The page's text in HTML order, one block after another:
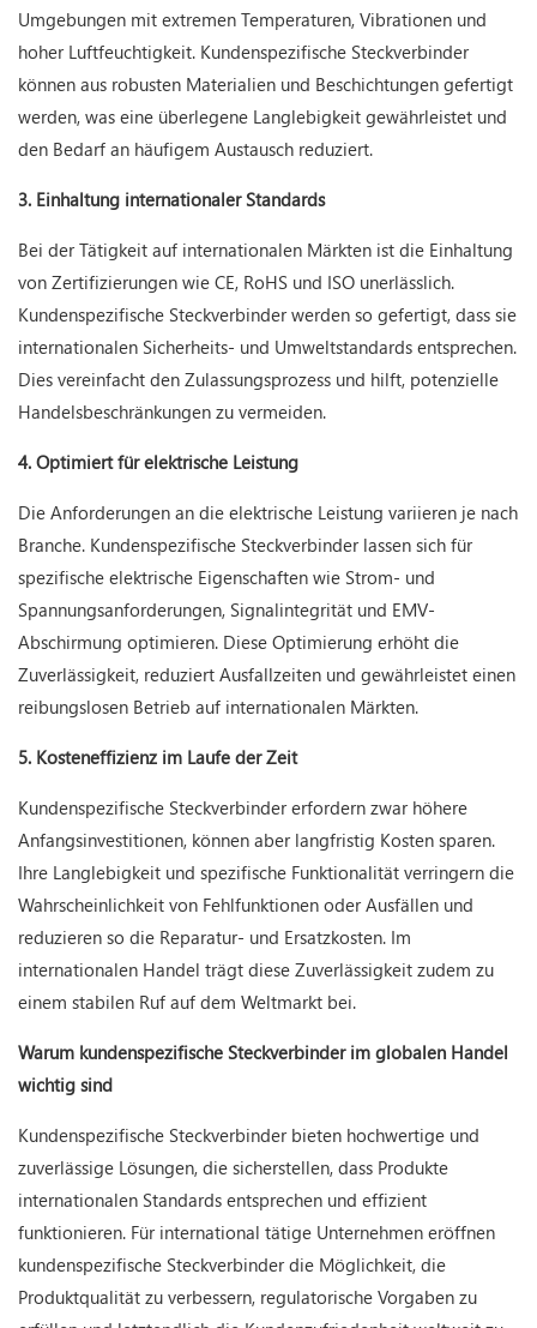
Umgebungen mit extremen Temperaturen, Vibrationen und
hoher Luftfeuchtigkeit. Kundenspezifische Steckverbinder
können aus robusten Materialien und Beschichtungen gefertigt
werden, was eine überlegene Langlebigkeit gewährleistet und
den Bedarf an häufigem Austausch reduziert.
3. Einhaltung internationaler Standards
Bei der Tätigkeit auf internationalen Märkten ist die Einhaltung
von Zertifizierungen wie CE, RoHS und ISO unerlässlich.
Kundenspezifische Steckverbinder werden so gefertigt, dass sie
internationalen Sicherheits- und Umweltstandards entsprechen.
Dies vereinfacht den Zulassungsprozess und hilft, potenzielle
Handelsbeschränkungen zu vermeiden.
4. Optimiert für elektrische Leistung
Die Anforderungen an die elektrische Leistung variieren je nach
Branche. Kundenspezifische Steckverbinder lassen sich für
spezifische elektrische Eigenschaften wie Strom- und
Spannungsanforderungen, Signalintegrität und EMV-
Abschirmung optimieren. Diese Optimierung erhöht die
Zuverlässigkeit, reduziert Ausfallzeiten und gewährleistet einen
reibungslosen Betrieb auf internationalen Märkten.
5. Kosteneffizienz im Laufe der Zeit
Kundenspezifische Steckverbinder erfordern zwar höhere
Anfangsinvestitionen, können aber langfristig Kosten sparen.
Ihre Langlebigkeit und spezifische Funktionalität verringern die
Wahrscheinlichkeit von Fehlfunktionen oder Ausfällen und
reduzieren so die Reparatur- und Ersatzkosten. Im
internationalen Handel trägt diese Zuverlässigkeit zudem zu
einem stabilen Ruf auf dem Weltmarkt bei.
Warum kundenspezifische Steckverbinder im globalen Handel
wichtig sind
Kundenspezifische Steckverbinder bieten hochwertige und
zuverlässige Lösungen, die sicherstellen, dass Produkte
internationalen Standards entsprechen und effizient
funktionieren. Für international tätige Unternehmen eröffnen
kundenspezifische Steckverbinder die Möglichkeit, die
Produktqualität zu verbessern, regulatorische Vorgaben zu